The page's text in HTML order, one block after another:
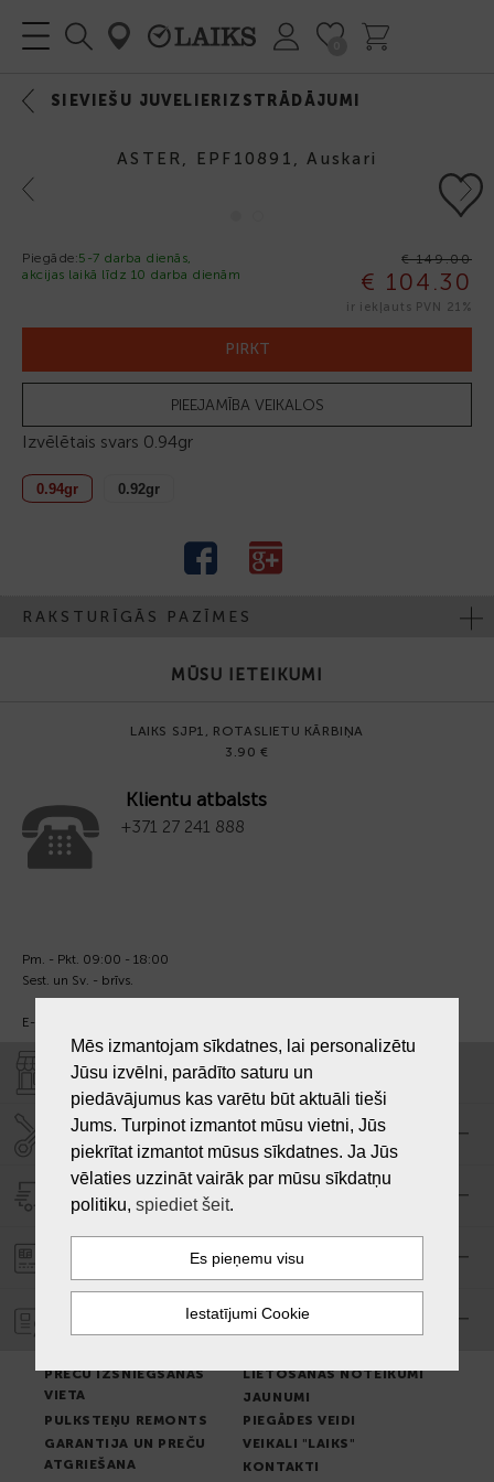
SIEVIEŠU JUVELIERIZSTRĀDĀJUMI
ASTER, EPF10891, Auskari
Previous Next
Piegāde:5-7 darba dienās,
akcijas laikā līdz 10 darba dienām
€ 149.00
€ 104.30
ir iekļauts PVN 21%
PIRKT
PIEEJAMĪBA VEIKALOS
Izvēlētais svars 0.94gr
0.94gr 0.92gr
RAKSTURĪGĀS PAZĪMES
MŪSU IETEIKUMI
LAIKS SJP1, ROTASLIETU KĀRBIŅA
3.90 €
Klientu atbalsts
+371 27 241 888
Pm. - Pkt. 09:00 - 18:00
Sest. un Sv. - brīvs.
E-pasts:
VEIKALI "LAIKS"
SERVISA CENTRS "LAIKS"
PIEGĀDE
PASŪTĪJUMA APMAKSA
GARANTIJA
PREČU IZSNIEGŠANAS
VIETA
LIETOŠANAS NOTEIKUMI
JAUNUMI
PULKSTEŅU REMONTS
PIEGĀDES VEIDI
GARANTIJA UN PREČU
ATGRIEŠANA
VEIKALI "LAIKS"
KONTAKTI
Mēs izmantojam sīkdatnes, lai personalizētu
Jūsu izvēlni, parādīto saturu un
piedāvājumus kas varētu būt aktuāli tieši
Jums. Turpinot izmantot mūsu vietni, Jūs
piekrītat izmantot mūsus sīkdatnes. Ja Jūs
vēlaties uzzināt vairāk par mūsu sīkdatņu
politiku, spiediet šeit.